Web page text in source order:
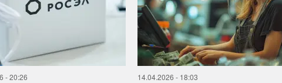
- 20:26 14.04.2026 - 18:03